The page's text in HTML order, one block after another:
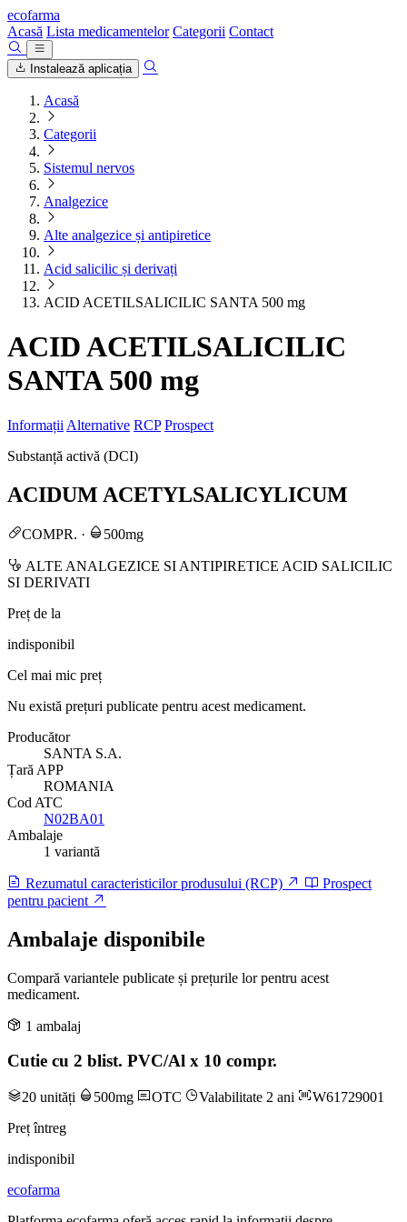
ecofarma
Acasă Lista medicamentelor Categorii Contact
Instalează aplicația
Acasă
Categorii
Sistemul nervos
Analgezice
Alte analgezice și antipiretice
Acid salicilic și derivați
ACID ACETILSALICILIC SANTA 500 mg
ACID ACETILSALICILIC
SANTA 500 mg
Informații Alternative RCP Prospect
Substanță activă (DCI)
ACIDUM ACETYLSALICYLICUM
COMPR. · 500mg
ALTE ANALGEZICE SI ANTIPIRETICE ACID SALICILIC
SI DERIVATI
Preț de la
indisponibil
Cel mai mic preț
Nu există prețuri publicate pentru acest medicament.
Producător
SANTA S.A.
Țară APP
ROMANIA
Cod ATC
N02BA01
Ambalaje
1 variantă
Rezumatul caracteristicilor produsului (RCP)
Prospect
pentru pacient
Ambalaje disponibile
Compară variantele publicate și prețurile lor pentru acest
medicament.
1 ambalaj
Cutie cu 2 blist. PVC/Al x 10 compr.
20 unități 500mg OTC Valabilitate 2 ani
W61729001
Preț întreg
indisponibil
ecofarma